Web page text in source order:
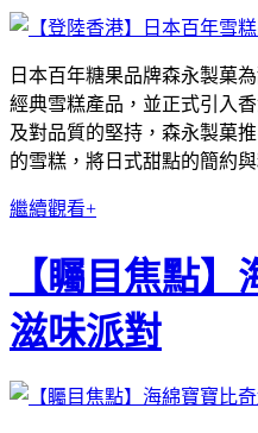
日本百年糖果品牌森永製菓
經典雪糕產品，並正式引入
及對品質的堅持，森永製菓
的雪糕，將日式甜點的簡約
繼續觀看+
【矚目焦點
滋味派對